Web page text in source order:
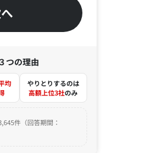
つの理由
均
やりとりするのは
高額上位3社のみ
件（回答期間：